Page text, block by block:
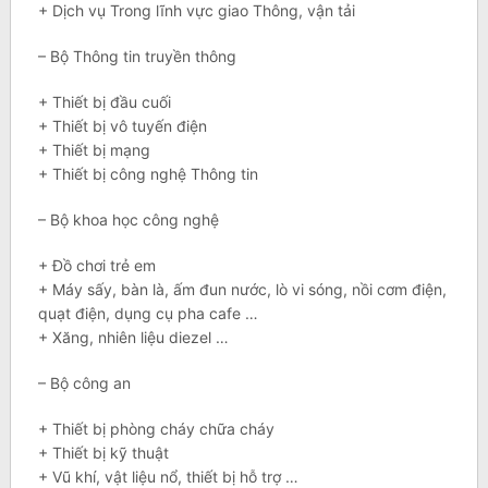
+ Dịch vụ Trong lĩnh vực giao Thông, vận tải
– Bộ Thông tin truyền thông
+ Thiết bị đầu cuối
+ Thiết bị vô tuyến điện
+ Thiết bị mạng
+ Thiết bị công nghệ Thông tin
– Bộ khoa học công nghệ
+ Đồ chơi trẻ em
+ Máy sấy, bàn là, ấm đun nước, lò vi sóng, nồi cơm điện,
quạt điện, dụng cụ pha cafe …
+ Xăng, nhiên liệu diezel …
– Bộ công an
+ Thiết bị phòng cháy chữa cháy
+ Thiết bị kỹ thuật
+ Vũ khí, vật liệu nổ, thiết bị hỗ trợ …